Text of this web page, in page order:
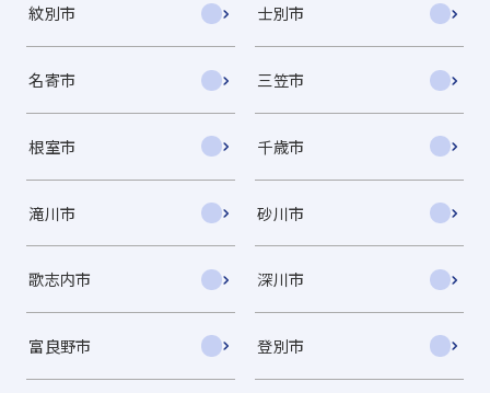
紋別市 士別市
名寄市 三笠市
根室市 千歳市
滝川市 砂川市
歌志内市 深川市
富良野市 登別市